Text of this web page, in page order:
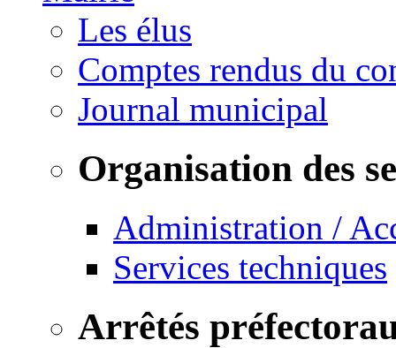
Les élus
Comptes rendus du
Journal municipal
Organisation des
Administration /
Services techniques
Arrêtés